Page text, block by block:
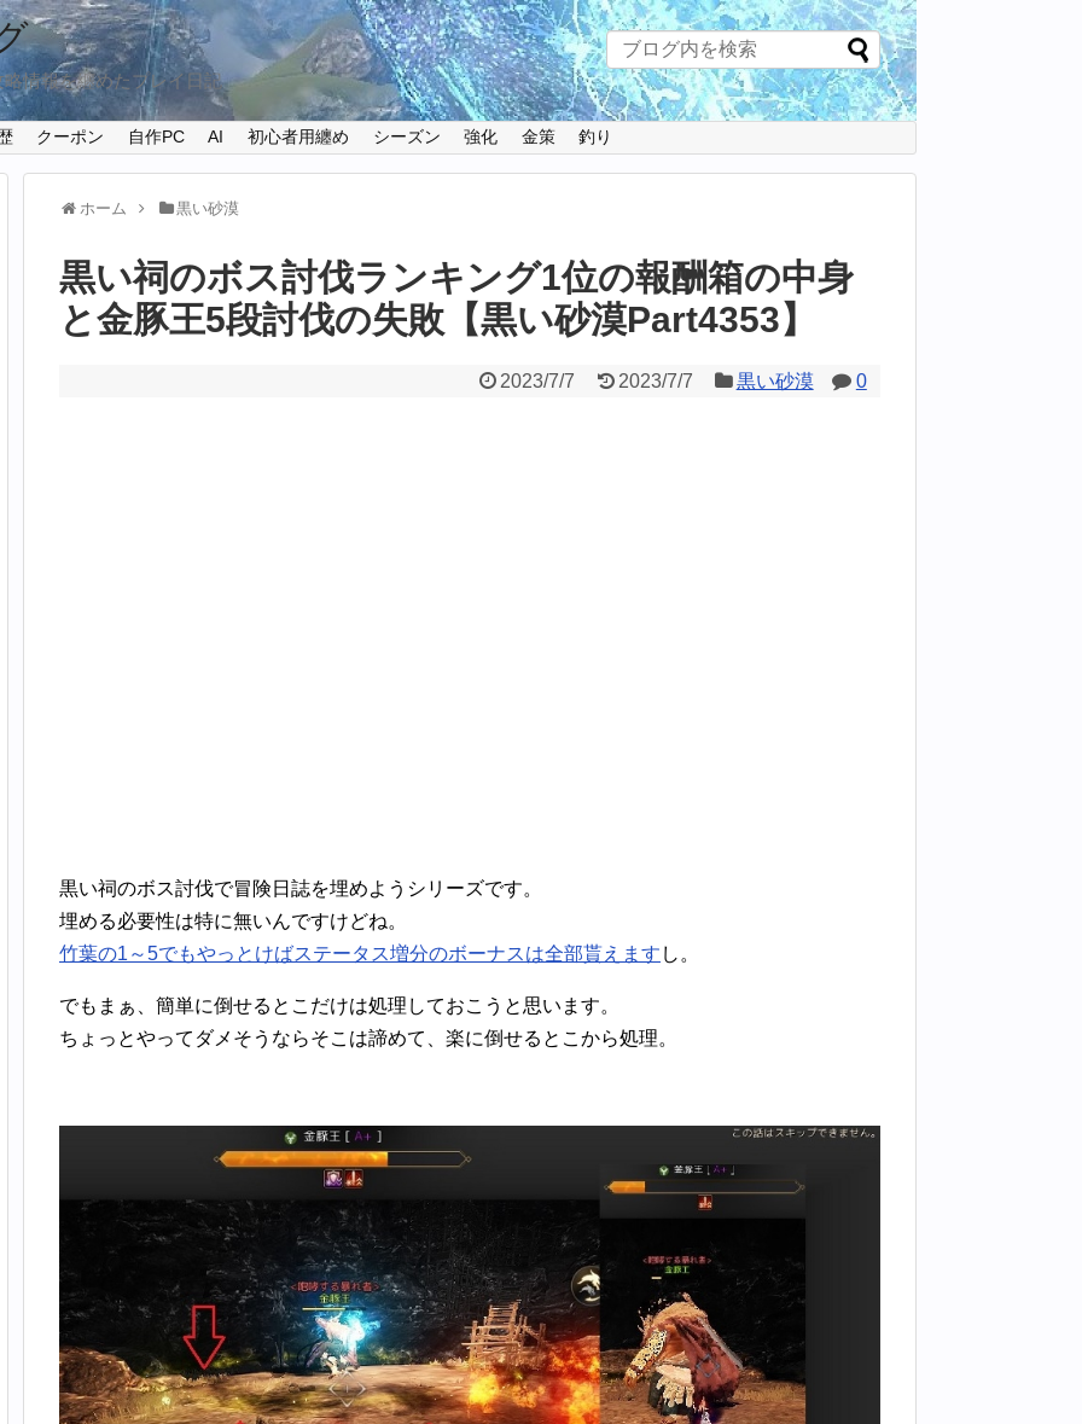
情報を纏めたプレイ日記
クーポン 自作PC AI 初心者用纏め シーズン 強化 金策 釣り
ホーム 黒い砂漠
黒い祠のボス討伐ランキング1位の報酬箱の中身
と金豚王5段討伐の失敗【黒い砂漠Part4353】
2023/7/7 2023/7/7 黒い砂漠 0
黒い祠のボス討伐で冒険日誌を埋めようシリーズです。
埋める必要性は特に無いんですけどね。
竹葉の1～5でもやっとけばステータス増分のボーナスは全部貰えます し。
でもまぁ、簡単に倒せるとこだけは処理しておこうと思います。
ちょっとやってダメそうならそこは諦めて、楽に倒せるとこから処理。